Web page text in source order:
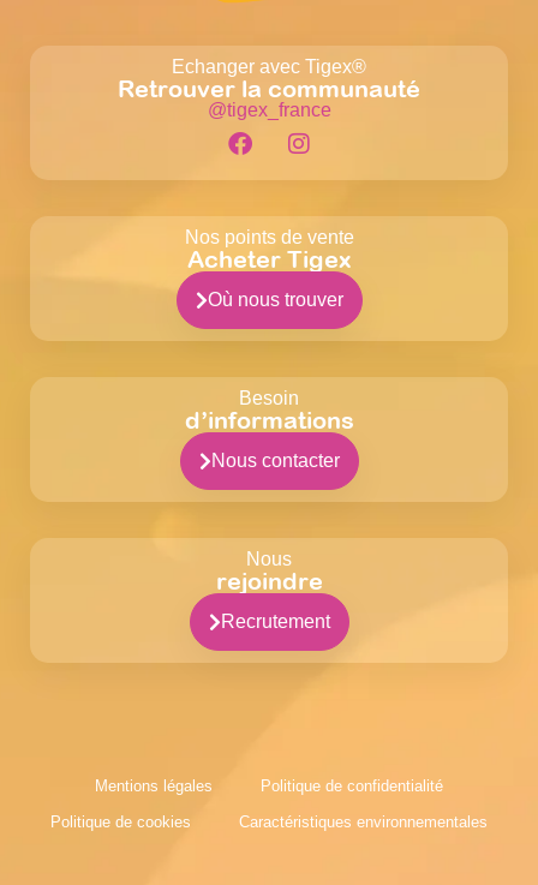
Echanger avec Tigex®
Retrouver la communauté
@tigex_france
Nos points de vente
Acheter Tigex
Où nous trouver
Besoin
d’informations
Nous contacter
Nous
rejoindre
Recrutement
Mentions légales
Politique de confidentialité
Politique de cookies
Caractéristiques environnementales